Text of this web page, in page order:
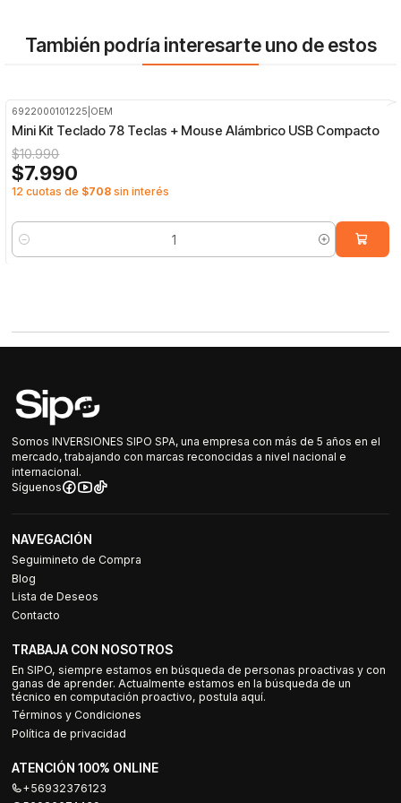
También podría interesarte uno de estos
6922000101225 OEM
Mini Kit Teclado 78 Teclas + Mouse Alámbrico USB Compacto
$10.990
$7.990
12 cuotas de $708 sin interés
Cantidad
Somos INVERSIONES SIPO SPA, una empresa con más de 5 años en el
mercado, trabajando con marcas reconocidas a nivel nacional e
internacional.
Síguenos
NAVEGACIÓN
Seguimineto de Compra
Blog
Lista de Deseos
Contacto
TRABAJA CON NOSOTROS
En SIPO, siempre estamos en búsqueda de personas proactivas y con
ganas de aprender. Actualmente estamos en la búsqueda de un
técnico en computación proactivo, postula aquí.
Términos y Condiciones
Política de privacidad
ATENCIÓN 100% ONLINE
+56932376123